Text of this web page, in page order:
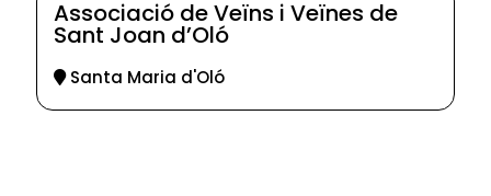
Associació de Veïns i Veïnes de
Sant Joan d’Oló
Santa Maria d'Oló